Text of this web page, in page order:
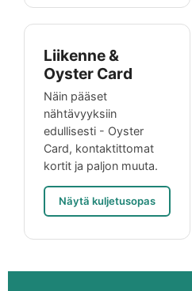
Liikenne &
Oyster Card
Näin pääset
nähtävyyksiin
edullisesti - Oyster
Card, kontaktittomat
kortit ja paljon muuta.
Näytä kuljetusopas